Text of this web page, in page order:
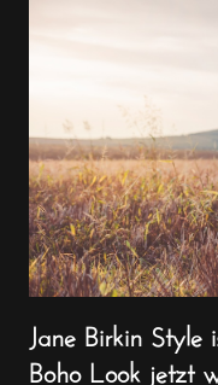
Jane Birkin
Boho Look jetzt